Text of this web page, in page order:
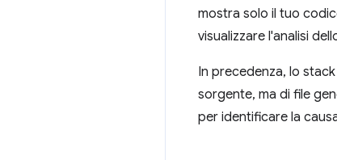
mostra solo il tuo
visualizzare l'analisi
In precedenza, lo
sorgente, ma di file
per identificare la